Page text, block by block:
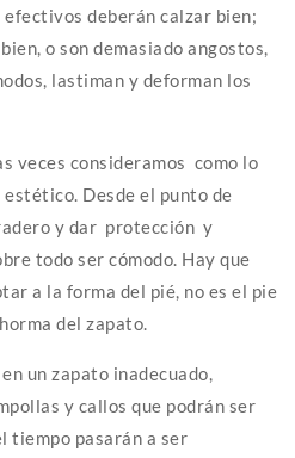
efectivos deberán calzar bien;
o son demasiado angostos,
lastiman y deforman los
veces consideramos como lo
Desde el punto de
y dar protección y
todo ser cómodo. Hay que
a la forma del pié, no es el pie
del zapato.
un zapato inadecuado,
y callos que podrán ser
tiempo pasarán a ser